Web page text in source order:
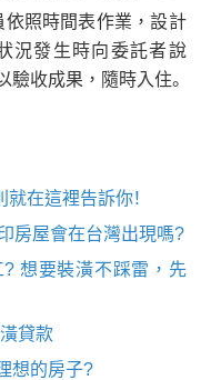
依照時間表作業，設計
況發生時向委託者說
收成果，隨時入住。
在這裡告訴你！
房屋會在台灣出現嗎?
想要裝潢不踩雷，先
貸款
想的房子?